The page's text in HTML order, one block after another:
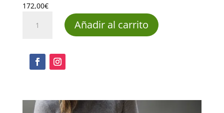
172,00€
2007
cantidad
Añadir al carrito